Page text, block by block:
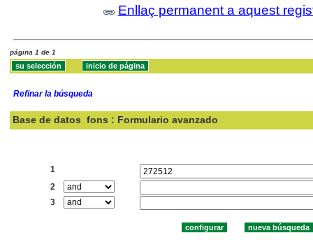
Enllaç permanent a aquest
página 1 de 1
Refinar la búsqueda
Base de datos fons : Formulario avanzado
1
2
3